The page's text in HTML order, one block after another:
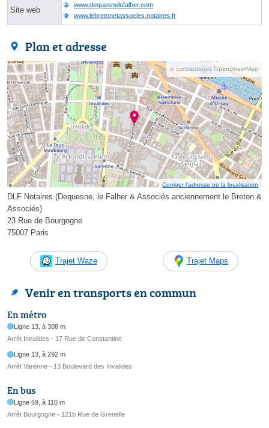
Site web
www.dequesnelefalher.com
www.lebretonetassocies.notaires.fr
Plan et adresse
© contributeurs OpenStreetMap
Corriger l’adresse ou la localisation
DLF Notaires (Dequesne, le Falher & Associés anciennement le Breton &
Associés)
23 Rue de Bourgogne
75007 Paris
Trajet Waze Trajet Maps
Venir en transports en commun
En métro
Ligne 13, à 308 m
Arrêt Invalides - 17 Rue de Constantine
Ligne 13, à 292 m
Arrêt Varenne - 13 Boulevard des Invalides
En bus
Ligne 69, à 110 m
Arrêt Bourgogne - 121b Rue de Grenelle